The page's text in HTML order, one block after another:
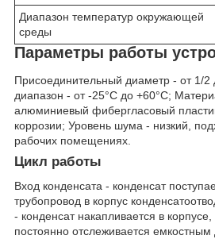
Диапазон температур окружающей
среды
Параметры работы
Присоединительный диаметр - от 1/
диапазон - от -25°C до +60°C;
алюминиевый фибергласовый
коррозии; Уровень шума - низкий,
рабочих помещениях.
Цикл работы
Вход конденсата - конденсат
трубопровод в корпус
- конденсат накапливается в корпусе,
постоянно отслеживается